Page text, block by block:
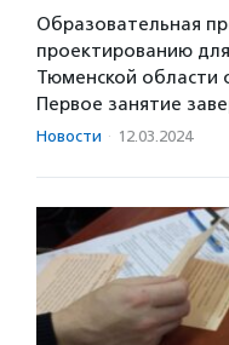
Образовательная
проектированию
Тюменской области
Первое занятие
Новости · 12.03.2024